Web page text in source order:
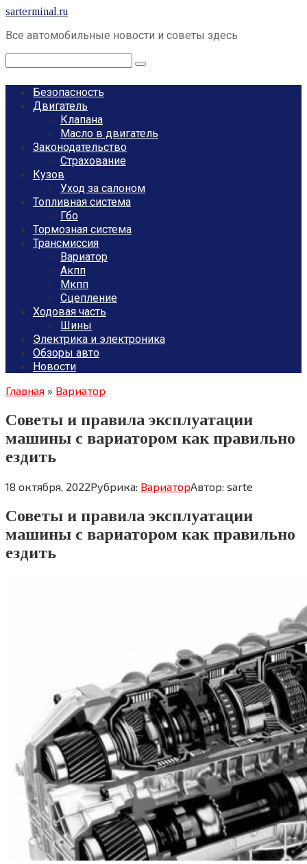
Перейти
контенту
sarterminal.ru
Все автомобильные новости и советы здесь
Поиск:
Безопасность
Двигатель
Клапана
Масло в двигатель
Законодательство
Страхование
Кузов
Уход за салоном
Топливная система
Гбо
Тормозная система
Трансмиссия
Вариатор
Акпп
Мкпп
Сцепление
Ходовая часть
Шины
Электрика и электроника
Обзоры авто
Новости
Главная » Вариатор
Советы и правила эксплуатации
машины с вариатором как правильно
ездить
18 октября, 2022Рубрика: ВариаторАвтор: sarte
Советы и правила эксплуатации
машины с вариатором как правильно
ездить